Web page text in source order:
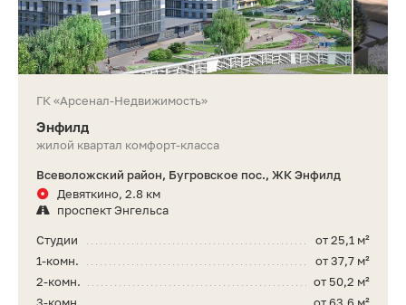
ГК «Арсенал-Недвижимость»
Энфилд
жилой квартал комфорт-класса
Всеволожский район, Бугровское пос., ЖК Энфилд
Девяткино, 2.8 км
проспект Энгельса
от 25,1 м²
Студии
от 37,7 м²
1-комн.
от 50,2 м²
2-комн.